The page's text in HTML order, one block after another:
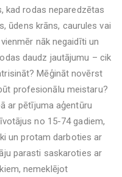
kad rodas neparedzētas
ūdens krāns, caurules vai
nāk negaidīti un
daudz jautājumu – cik
Mēģināt novērst
profesionālu meistaru?
ar pētījuma aģentūru
no 15-74 gadiem,
un protam darboties ar
parasti saskaroties ar
nemeklējot